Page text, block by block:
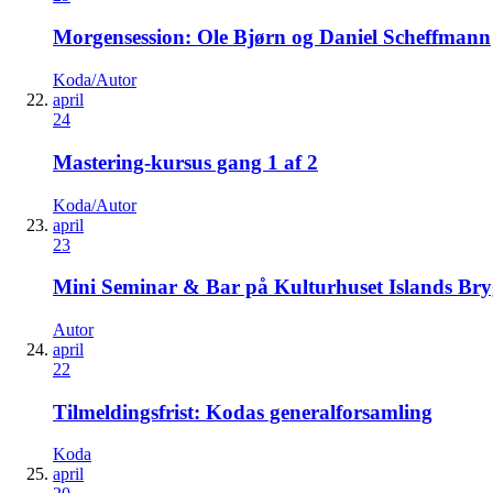
Morgensession: Ole Bjørn og Daniel Scheffmann
Koda/Autor
april
24
Mastering-kursus gang 1 af 2
Koda/Autor
april
23
Mini Seminar & Bar på Kulturhuset Islands
Autor
april
22
Tilmeldingsfrist: Kodas generalforsamling
Koda
april